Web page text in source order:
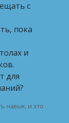
с
пока
и
для
навык, и это